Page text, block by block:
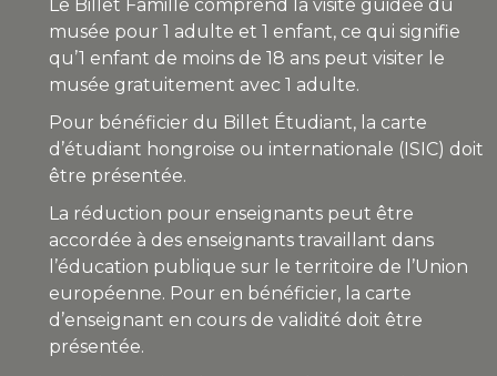
Le Billet Famille comprend la visite guidée du
musée pour 1 adulte et 1 enfant, ce qui signifie
qu’1 enfant de moins de 18 ans peut visiter le
musée gratuitement avec 1 adulte.
Pour bénéficier du Billet Étudiant, la carte
d’étudiant hongroise ou internationale (ISIC) doit
être présentée.
La réduction pour enseignants peut être
accordée à des enseignants travaillant dans
l’éducation publique sur le territoire de l’Union
européenne. Pour en bénéficier, la carte
d’enseignant en cours de validité doit être
présentée.